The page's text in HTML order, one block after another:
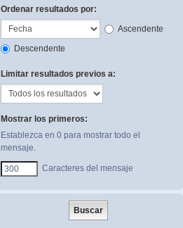
Ordenar resultados por:
Ascendente
Descendente
Limitar resultados previos a:
Mostrar los primeros:
Establezca en 0 para mostrar todo el
mensaje.
Caracteres del mensaje